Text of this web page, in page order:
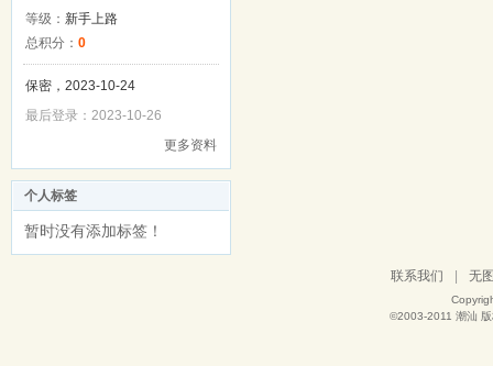
等级： 新手上路
总积分： 0
保密，2023-10-24
最后登录：2023-10-26
更多资料
个人标签
暂时没有添加标签！
联系我们 无
©2003-2011 潮汕